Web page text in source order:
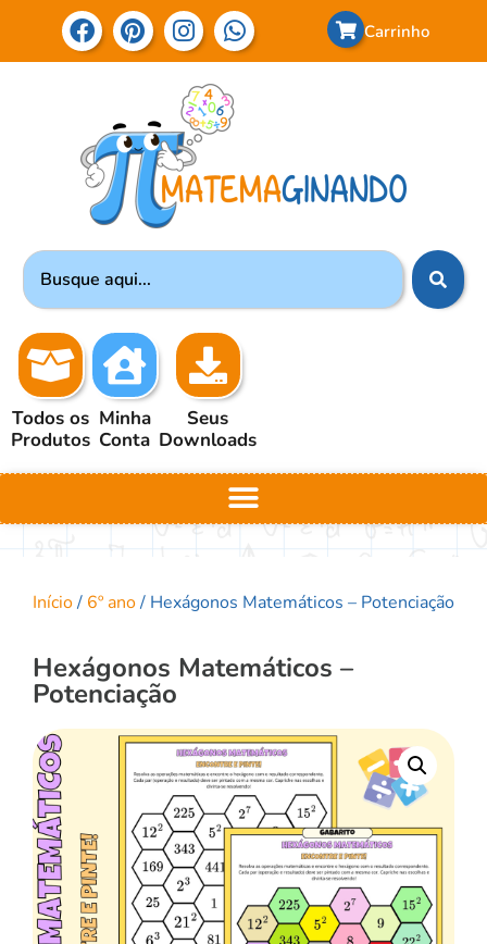
Carrinho
Todos os
Produtos
Minha
Conta
Seus
Downloads
Início/ 6º ano/ Hexágonos Matemáticos – Potenciação
Hexágonos Matemáticos –
Potenciação